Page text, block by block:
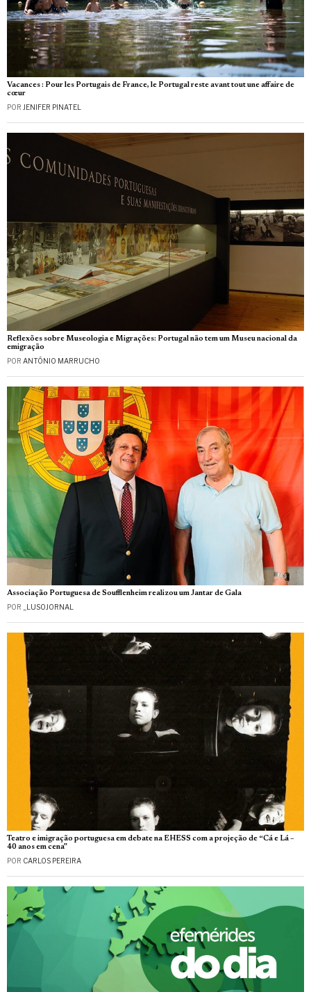
Vacances : Pour les Portugais de France, le Portugal reste avant tout une affaire de
cœur
POR JENIFER PINATEL
Reflexões sobre Museologia e Migrações: Portugal não tem um Museu nacional da
emigração
POR ANTÓNIO MARRUCHO
Associação Portuguesa de Soufflenheim realizou um Jantar de Gala
POR _LUSOJORNAL
Teatro e imigração portuguesa em debate na EHESS com a projeção de “Cá e Lá –
40 anos em cena”
POR CARLOS PEREIRA